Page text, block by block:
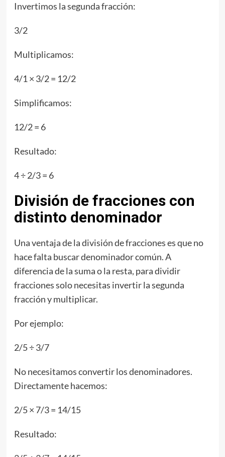
Invertimos la segunda fracción:
3/2
Multiplicamos:
4/1 × 3/2 = 12/2
Simplificamos:
12/2 = 6
Resultado:
4 ÷ 2/3 = 6
División de fracciones con
distinto denominador
Una ventaja de la división de fracciones es que no
hace falta buscar denominador común. A
diferencia de la suma o la resta, para dividir
fracciones solo necesitas invertir la segunda
fracción y multiplicar.
Por ejemplo:
2/5 ÷ 3/7
No necesitamos convertir los denominadores.
Directamente hacemos:
2/5 × 7/3 = 14/15
Resultado: